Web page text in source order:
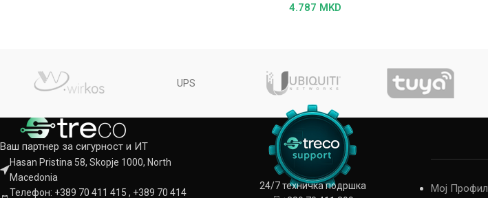
4.787 MKD
UPS
Ваш партнер за сигурност и ИТ
Hasan Pristina 58, Skopje 1000, North
Macedonia
Телефон: +389 70 411 415 , +389 70 414
24/7 техничка подршка
Мој Профил